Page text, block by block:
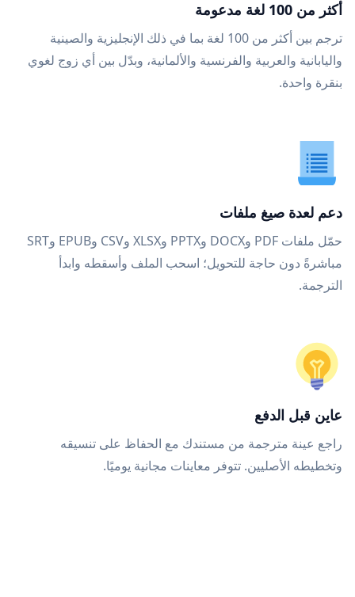
أكثر من 100 لغة مدعومة
ترجم بين أكثر من 100 لغة بما في ذلك الإنجليزية والصينية
واليابانية والعربية والفرنسية والألمانية، وبدّل بين أي زوج لغوي
بنقرة واحدة.
دعم لعدة صيغ ملفات
حمّل ملفات PDF وDOCX وPPTX وXLSX وCSV وEPUB وSRT
مباشرةً دون حاجة للتحويل؛ اسحب الملف وأسقطه وابدأ
الترجمة.
عاين قبل الدفع
راجع عينة مترجمة من مستندك مع الحفاظ على تنسيقه
وتخطيطه الأصليين. تتوفر معاينات مجانية يوميًا.